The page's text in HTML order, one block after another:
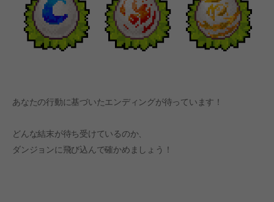
あなたの行動に基づいたエンディングが待っています！
どんな結末が待ち受けているのか、
ダンジョンに飛び込んで確かめましょう！